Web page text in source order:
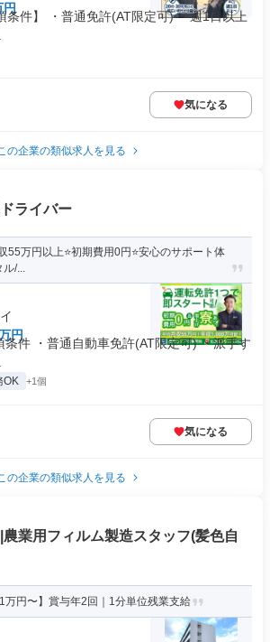
条件】 ・普通免許(AT限定可) ・週1日以上
気になる
の企業の類似求人を見る
ライバー
55万円以上⭐️初期費用0円⭐️安心のサポート体
ル/...
円
条件 ・普通自動車免許(AT限定可) ・派手す
OK +1個
気になる
の企業の類似求人を見る
業用フィルム製造スタッフ(髪色自
万円〜】賞与年2回｜1分単位残業支給